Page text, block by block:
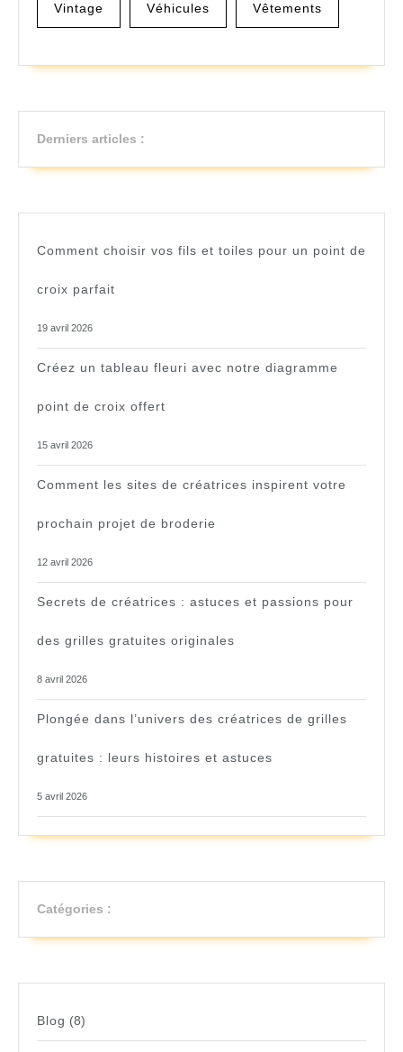
Vintage Véhicules Vêtements
Derniers articles :
Comment choisir vos fils et toiles pour un point de
croix parfait
19 avril 2026
Créez un tableau fleuri avec notre diagramme
point de croix offert
15 avril 2026
Comment les sites de créatrices inspirent votre
prochain projet de broderie
12 avril 2026
Secrets de créatrices : astuces et passions pour
des grilles gratuites originales
8 avril 2026
Plongée dans l’univers des créatrices de grilles
gratuites : leurs histoires et astuces
5 avril 2026
Catégories :
Blog (8)